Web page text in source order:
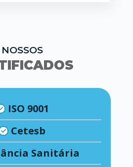
NOSSOS
ISO 9001
Cetesb
Sanitária